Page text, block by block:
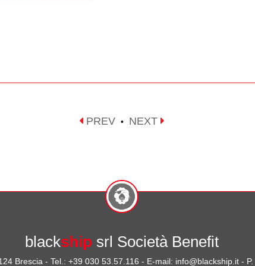
PREV • NEXT
blackship srl Società Benefit
Brescia - Tel.: +39 030 53.57.116 - E-mail: info@blackship.it -